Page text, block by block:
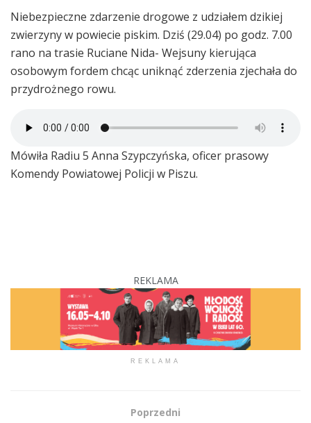
Niebezpieczne zdarzenie drogowe z udziałem dzikiej
zwierzyny w powiecie piskim. Dziś (29.04) po godz. 7.00
rano na trasie Ruciane Nida- Wejsuny kierująca
osobowym fordem chcąc uniknąć zderzenia zjechała do
przydrożnego rowu.
Mówiła Radiu 5 Anna Szypczyńska, oficer prasowy
Komendy Powiatowej Policji w Piszu.
REKLAMA
REKLAMA
Poprzedni